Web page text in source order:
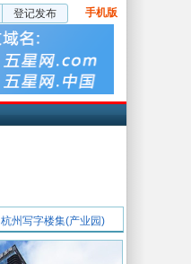
登记发布 手机版
杭州写字楼集(产业园)